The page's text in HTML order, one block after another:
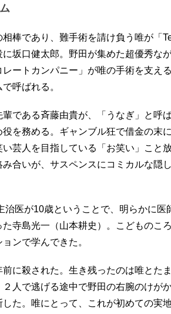
棒であり、難手術を請け負う唯が「
坂口健太郎。野田が集めた超優秀な
ートカンパニー」が唯の手術を支え
呼ばれる。
である斉藤由貴が、「うなぎ」と呼
を務める。ギャンブル狂で借金の末
芸人を目指している「お笑い」こと
合いが、サスペンスにコミカルな隠
医が10歳ということで、明らかに医
寺島光一（山本耕史）。こどものこ
ンで学んできた。
に殺された。生き残ったのは唯とた
人で逃げる途中で野田の右腕のけが
た。唯にとって、これが初めての実